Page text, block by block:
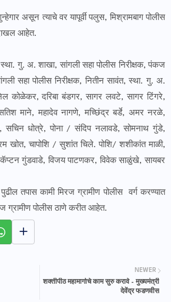
असून त्याचे वर यापूर्वी पलुस, मिश्रामबाग पोलीस
आहेत.
स्था. गु. अ. शाखा, सांगली सहा पोलीस निरीक्षक, पंकज
सहा पोलीस निरीक्षक, नितीन सावंत, स्था. गु. अ.
कोळेकर, दरिबा बंडगर, सागर लवटे, सागर टिंगरे,
माने, महादेव नागणे, मच्छिंद्र बर्डे, अमर नरळे,
धोत्रे, पोना / संदिप नलावडे, सोमनाथ गुंडे,
खोत, चापोशि / सुशांत चिले. पोशि/ शशीकांत माळी,
कॅप्टन गुंडवाडे, विजय पाटणकर, विवेक साळुंखे, सायबर
तपास कामी मिरज ग्रामीण पोलीस वर्ग करण्यात
ग्रामीण पोलीस ठाणे करीत आहेत.
NEWER
शक्तीपीठ महामार्गाचे काम सुरु करावे - मुख्यमंत्री
देवेंद्र फडणवीस